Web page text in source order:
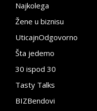
Najkolega
Žene u biznisu
UticajnOdgovorno
Šta jedemo
30 ispod 30
Tasty Talks
BIZBendovi